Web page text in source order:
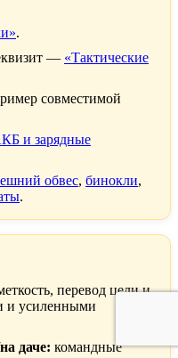
.
— «Тактические
совместимой
и зарядные
обвес, бинокли,
.
перевод цели и
и усиленными
даче: командные